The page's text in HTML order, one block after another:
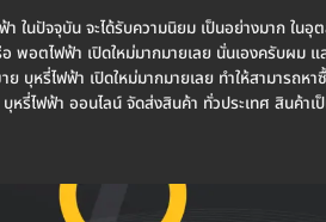
นปัจจุบัน จะได้รับความนิยม เป็นอย่างมาก ในอุ
พอตไฟฟ้า เปิดใหม่มากมายเลย นั่นเองครับผม
หรี่ไฟฟ้า เปิดใหม่มากมายเลย ทำให้สามารถหา
หรี่ไฟฟ้า ออนไลน์ จัดส่งสินค้า ทั่วประเทศ สินค้